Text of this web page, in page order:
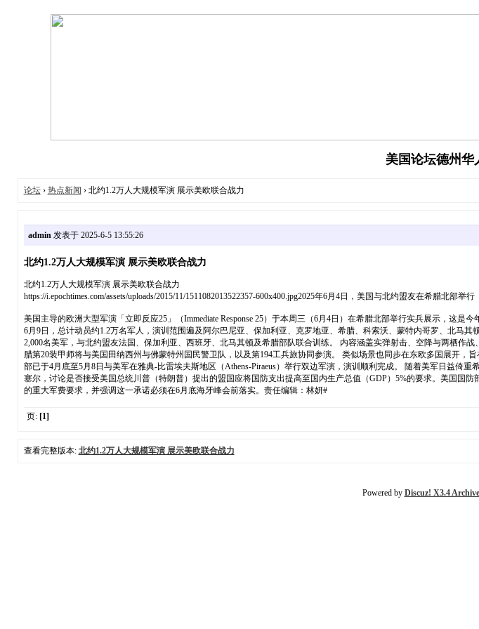
美国论坛德州
论坛› 热点新闻 › 北约1.2万人大规模军演 展示美欧联合战力
admin发表于 2025-6-5 13:55:26
北约1.2万人大规模军演 展示美欧联合战力
北约1.2万人大规模军演 展示美欧联合战力
https://i.epochtimes.com/assets/uploads/2015/11/1511082013522357-600x400.jpg2025年6月4日，美国与北约盟友在希腊北
美国主导的欧洲大型军演「立即反应25」（Immediate Response 25）于本周三（6月4日）在希腊北部举行实兵展示，这
6月9日，总计动员约1.2万名军人，演训范围遍及阿尔巴尼亚、保加利亚、克罗地亚、希腊、科索沃、蒙特内哥罗、北马
2,000名美军，与北约盟友法国、保加利亚、西班牙、北马其顿及希腊部队联合训练。 内容涵盖实弹射击、空降与两栖
腊第20装甲师将与美国田纳西州与佛蒙特州国民警卫队，以及第194工兵旅协同参演。 类似场景也同步在东欧多国展开
部已于4月底至5月8日与美军在雅典-比雷埃夫斯地区（Athens-Piraeus）举行双边军演，演训顺利完成。 随着美军日益倚
塞尔，讨论是否接受美国总统川普（特朗普）提出的盟国应将国防支出提高至国内生产总值（GDP）5%的要求。美国国
的重大军费要求，并强调这一承诺必须在6月底海牙峰会前落实。责任编辑：林妍#
页: [1]
查看完整版本: 北约1.2万人大规模军演 展示美欧联合战力
Powered by Discuz! X3.4